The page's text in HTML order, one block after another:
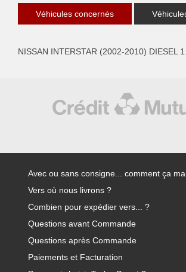
Véhicules concernés
NISSAN INTERSTAR (2002-2010) DIESEL
Avec ou sans consigne... comment ça
Vers où nous livrons ?
Combien pour expédier vers... ?
Questions avant Commande
Questions après Commande
Paiements et Facturation